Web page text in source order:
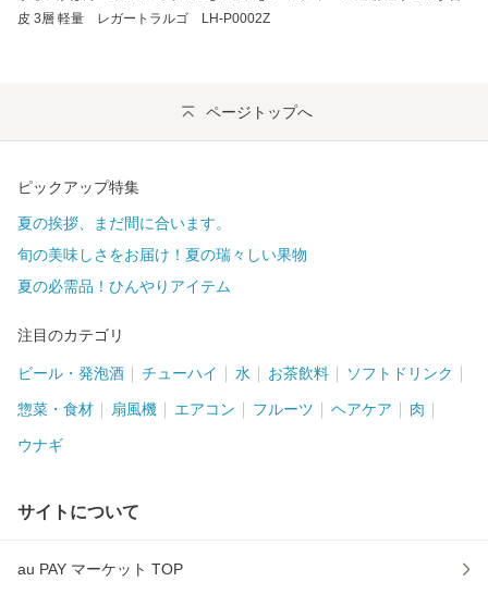
皮 3層 軽量 レガートラルゴ LH-P0002Z
ページトップへ
ピックアップ特集
夏の挨拶、まだ間に合います。
旬の美味しさをお届け！夏の瑞々しい果物
夏の必需品！ひんやりアイテム
注目のカテゴリ
ビール・発泡酒 チューハイ 水 お茶飲料 ソフトドリンク
惣菜・食材 扇風機 エアコン フルーツ ヘアケア 肉
ウナギ
サイトについて
au PAY マーケット TOP